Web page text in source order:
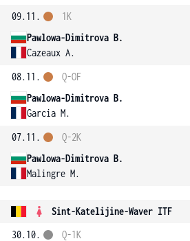
09.11.
Pawlowa-Dimitrova B.
Cazeaux A.
1K
08.11.
Pawlowa-Dimitrova B.
Garcia M.
Q-OF
07.11.
Pawlowa-Dimitrova B.
Malingre M.
Q-2K
Sint-Katelijine-Waver ITF
30.10.
Q-1K